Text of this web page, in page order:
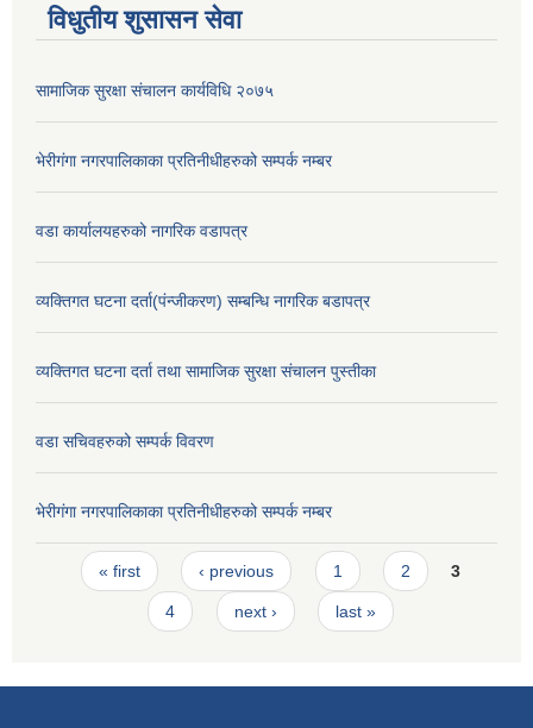
विधुतीय शुसासन सेवा
सामाजिक सुरक्षा संचालन कार्यविधि २०७५
भेरीगंगा नगरपालिकाका प्रतिनीधीहरुको सम्पर्क नम्बर
वडा कार्यालयहरुको नागरिक वडापत्र
व्यक्तिगत घटना दर्ता(पंन्जीकरण) सम्बन्धि नागरिक बडापत्र
व्यक्तिगत घटना दर्ता तथा सामाजिक सुरक्षा संचालन पुस्तीका
वडा सचिवहरुको सम्पर्क विवरण
भेरीगंगा नगरपालिकाका प्रतिनीधीहरुको सम्पर्क नम्बर
Pages
« first ‹ previous 1 2 3
4 next › last »